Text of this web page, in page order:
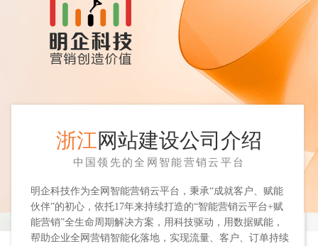
浙江网站建设公司介绍
中国领先的全网智能营销云平台
明企科技作为全网智能营销云平台，秉承“成就客户、赋能
伙伴”的初心，依托17年来持续打造的“智能营销云平台+赋
能营销”全生命周期解决方案，用科技驱动，用数据赋能，
帮助企业全网营销智能化落地，实现流量、客户、订单持续